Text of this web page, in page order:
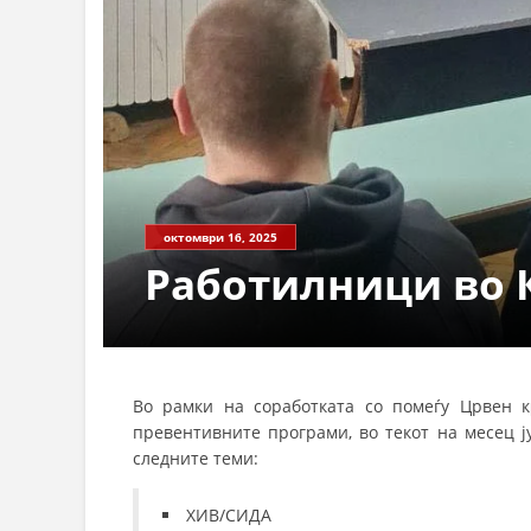
октомври 16, 2025
Работилници во
Во рамки на соработката со помеѓу Црвен
превентивните програми, во текот на месец
следните теми:
ХИВ/СИДА